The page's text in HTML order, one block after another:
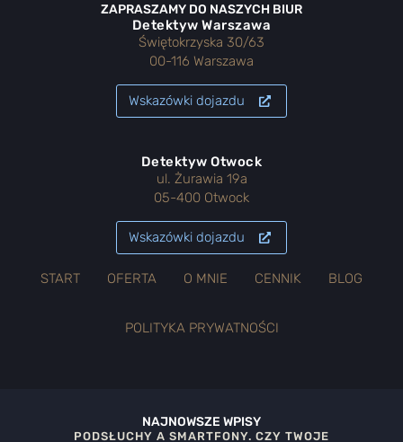
ZAPRASZAMY DO NASZYCH BIUR
Detektyw Warszawa
Świętokrzyska 30/63
00-116 Warszawa
Wskazówki dojazdu
Detektyw Otwock
ul. Żurawia 19a
05-400 Otwock
Wskazówki dojazdu
START OFERTA O MNIE CENNIK BLOG
POLITYKA PRYWATNOŚCI
NAJNOWSZE WPISY
PODSŁUCHY A SMARTFONY. CZY TWOJE